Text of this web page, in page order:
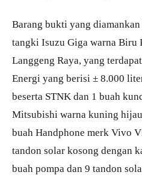
Barang bukti yang
tangki Isuzu Giga warna Biru
Langgeng Raya, yang
Energi yang berisi ± 8.000
beserta STNK dan 1 buah
Mitsubishi warna kuning
buah Handphone merk Vivo
tandon solar kosong dengan
buah pompa dan 9 tandon